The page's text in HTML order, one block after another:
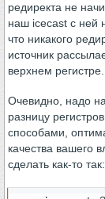
редиректа не
наш icecast с ней
что никакого
источник
верхнем регистре.
Очевидно, надо
разницу
способами,
качества вашего
сделать как-то так: